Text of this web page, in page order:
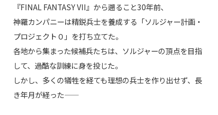
『FINAL FANTASY VII』から遡ること30年前、
神羅カンパニーは精鋭兵士を養成する「ソルジャー計画・
プロジェクト０」を打ち立てた。
各地から集まった候補兵たちは、ソルジャーの頂点を目指
して、過酷な訓練に身を投じた。
しかし、多くの犠牲を経ても理想の兵士を作り出せず、長
き年月が経った――